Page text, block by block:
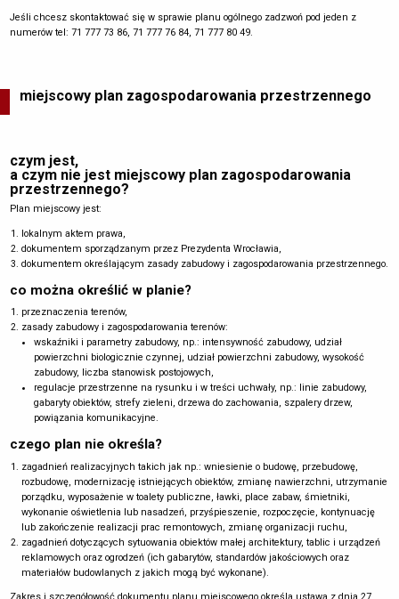
Jeśli chcesz skontaktować się w sprawie planu ogólnego zadzwoń pod jeden z
numerów tel: 71 777 73 86, 71 777 76 84, 71 777 80 49.
miejscowy plan zagospodarowania przestrzennego
czym jest,
a czym nie jest miejscowy plan zagospodarowania
przestrzennego?
Plan miejscowy jest:
lokalnym aktem prawa,
dokumentem sporządzanym przez Prezydenta Wrocławia,
dokumentem określającym zasady zabudowy i zagospodarowania przestrzennego.
co można określić w planie?
przeznaczenia terenów,
zasady zabudowy i zagospodarowania terenów:
wskaźniki i parametry zabudowy, np.: intensywność zabudowy, udział
powierzchni biologicznie czynnej, udział powierzchni zabudowy, wysokość
zabudowy, liczba stanowisk postojowych,
regulacje przestrzenne na rysunku i w treści uchwały, np.: linie zabudowy,
gabaryty obiektów, strefy zieleni, drzewa do zachowania, szpalery drzew,
powiązania komunikacyjne.
czego plan nie określa?
zagadnień realizacyjnych takich jak np.: wniesienie o budowę, przebudowę,
rozbudowę, modernizację istniejących obiektów, zmianę nawierzchni, utrzymanie
porządku, wyposażenie w toalety publiczne, ławki, place zabaw, śmietniki,
wykonanie oświetlenia lub nasadzeń, przyśpieszenie, rozpoczęcie, kontynuację
lub zakończenie realizacji prac remontowych, zmianę organizacji ruchu,
zagadnień dotyczących sytuowania obiektów małej architektury, tablic i urządzeń
reklamowych oraz ogrodzeń (ich gabarytów, standardów jakościowych oraz
materiałów budowlanych z jakich mogą być wykonane).